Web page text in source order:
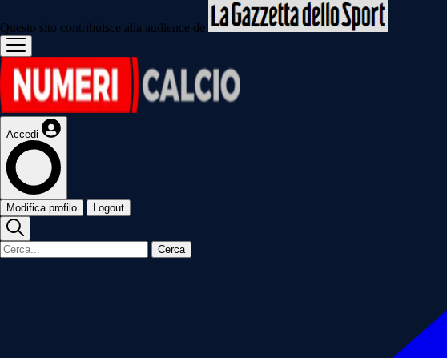
Questo sito contribuisce alla audience de
Accedi
Modifica profilo Logout
Cerca